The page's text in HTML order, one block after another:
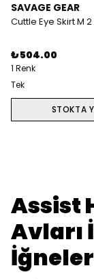
SAVAGE GEAR
₺ 504.00
1 Renk
Tek
STOKTA
Assist
Avları
İğneler